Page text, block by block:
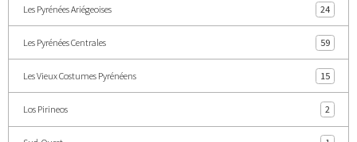
Les Pyrénées Ariégeoises 24
Les Pyrénées Centrales 59
Les Vieux Costumes Pyrénéens 15
Los Pirineos 2